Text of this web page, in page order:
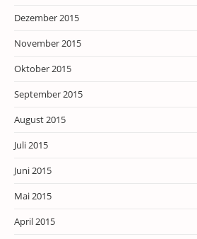
Dezember 2015
November 2015
Oktober 2015
September 2015
August 2015
Juli 2015
Juni 2015
Mai 2015
April 2015